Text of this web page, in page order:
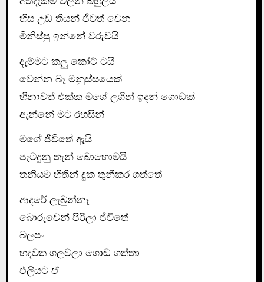
හිස උඩ තියන් ජීවත් වෙන
මිනිස්සු ඉන්නේ වරුවයි
දැම්මට කලු කෝට් ටයි
වෙන්න බෑ මනුස්සයෙක්
හිනාවත් එක්ක මගේ ලගින් ඉදන් ගොඩක්
ඇන්නේ මට රහසින්
මගේ ජීවිතේ ඇයි
පැටදුනු තැන් බොහොමයි
තනියම හිතින් දුක තුනීකර ගත්තේ
ආදරේ ලැබුන්නෑ
බොරුවෙන් පිරිලා ජීවිතේ
බලපං
හදවත ගලවලා ගොඩ ගත්තා
එලියට ඒ